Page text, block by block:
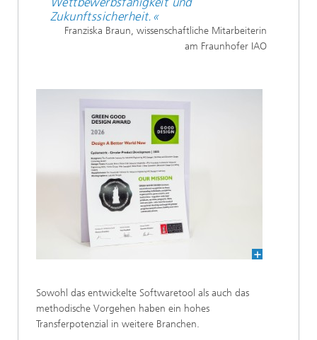
Zukunftssicherheit.«
Franziska Braun, wissenschaftliche Mitarbeiterin
am Fraunhofer IAO
Sowohl das entwickelte Softwaretool als auch das
methodische Vorgehen haben ein hohes
Transferpotenzial in weitere Branchen.